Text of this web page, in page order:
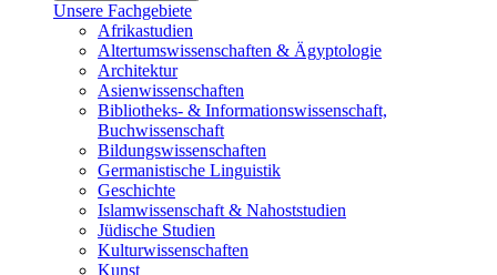
Unsere Fachgebiete
Afrikastudien
Altertumswissenschaften & Ägyptologie
Architektur
Asienwissenschaften
Bibliotheks- & Informationswissenschaft,
Buchwissenschaft
Bildungswissenschaften
Germanistische Linguistik
Geschichte
Islamwissenschaft & Nahoststudien
Jüdische Studien
Kulturwissenschaften
Kunst